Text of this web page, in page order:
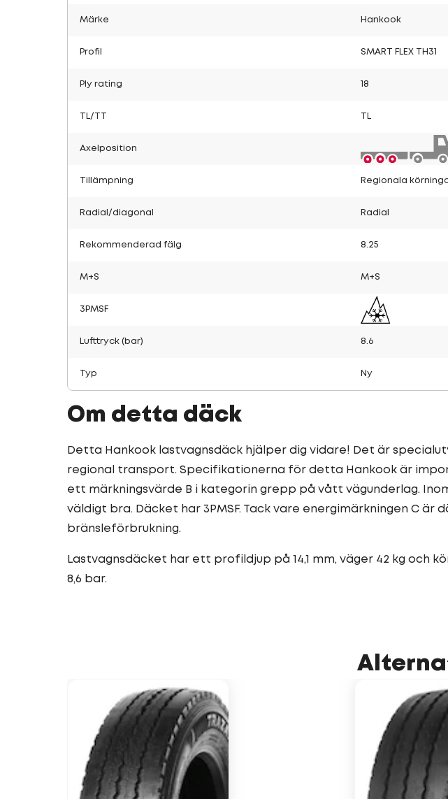
Märke Hankook
Profil SMART FLEX TH31
Ply rating 18
TL/TT
Axelposition
Tillämpning Regionala
Radial/diagonal Radial
Rekommenderad fälg 8.25
M+S M+S
3PMSF
Lufttryck (bar) 8.6
Typ Ny
Om detta däck
Detta Hankook lastvagnsdäck hjälper dig vidare! Det är
regional transport. Specifikationerna för detta Hankook är
ett märkningsvärde B i kategorin grepp på vått vägunderlag.
väldigt bra. Däcket har 3PMSF. Tack vare energimärkningen C
bränsleförbrukning.
Lastvagnsdäcket har ett profildjup på 14,1 mm, väger 42 kg och
8,6 bar.